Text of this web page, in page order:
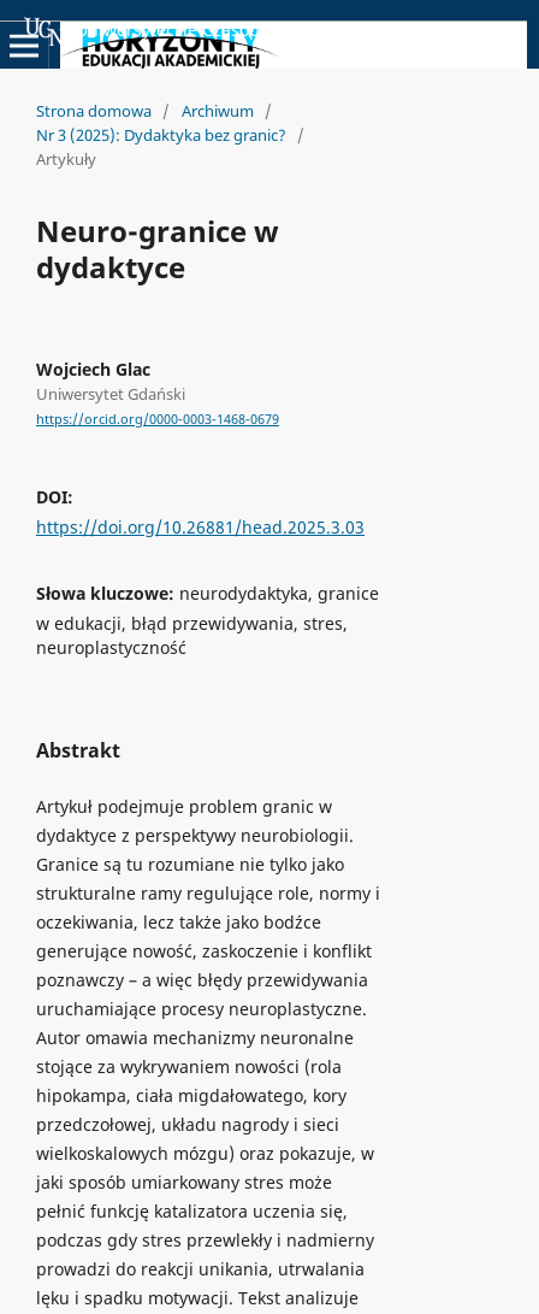
Uniwersyteckie Czasopisma Naukowe
Strona domowa / Archiwum /
Nr 3 (2025): Dydaktyka bez granic?
/
Artykuły
Neuro-granice w
dydaktyce
Wojciech Glac
Uniwersytet Gdański
https://orcid.org/0000-0003-1468-0679
DOI:
https://doi.org/10.26881/head.2025.3.03
Słowa kluczowe: neurodydaktyka, granice
w edukacji, błąd przewidywania, stres,
neuroplastyczność
Abstrakt
Artykuł podejmuje problem granic w
dydaktyce z perspektywy neurobiologii.
Granice są tu rozumiane nie tylko jako
strukturalne ramy regulujące role, normy i
oczekiwania, lecz także jako bodźce
generujące nowość, zaskoczenie i konflikt
poznawczy – a więc błędy przewidywania
uruchamiające procesy neuroplastyczne.
Autor omawia mechanizmy neuronalne
stojące za wykrywaniem nowości (rola
hipokampa, ciała migdałowatego, kory
przedczołowej, układu nagrody i sieci
wielkoskalowych mózgu) oraz pokazuje, w
jaki sposób umiarkowany stres może
pełnić funkcję katalizatora uczenia się,
podczas gdy stres przewlekły i nadmierny
prowadzi do reakcji unikania, utrwalania
lęku i spadku motywacji. Tekst analizuje